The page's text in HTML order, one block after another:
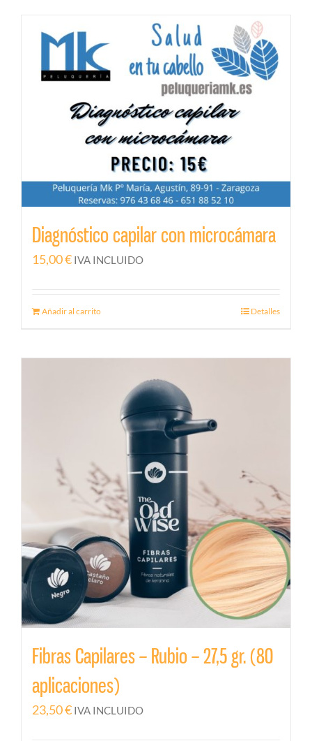
Diagnóstico capilar con microcámara
15,00€ IVA INCLUIDO
Añadir al carrito Detalles
Fibras Capilares – Rubio – 27,5 gr. (80
aplicaciones)
23,50€ IVA INCLUIDO